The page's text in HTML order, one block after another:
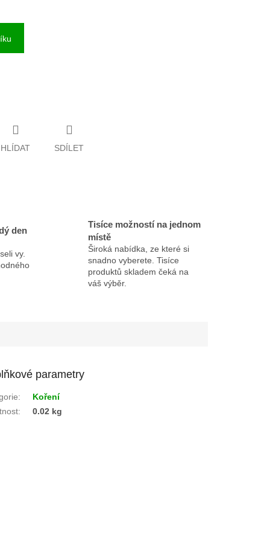
HLÍDAT SDÍLET
den
vy.
Tisíce možností na jednom
místě
Široká nabídka, ze které si
snadno vyberete. Tisíce
produktů skladem čeká na
váš výběr.
parametry
:
Koření
: 0.02 kg